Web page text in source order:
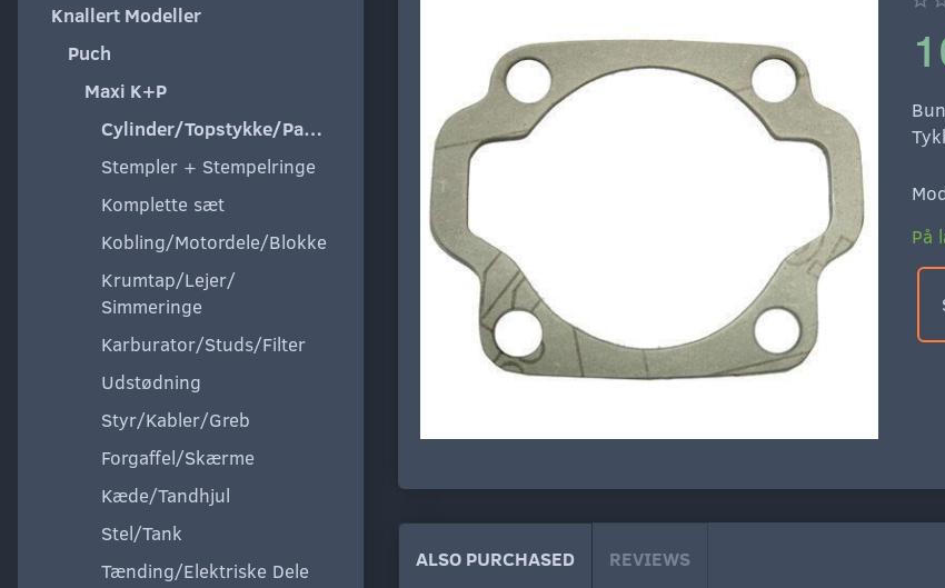
Knallert Modeller
Puch
Maxi K+P
Cylinder/Topstykke/Pakning
Stempler + Stempelringe
Komplette sæt
Kobling/Motordele/Blokke
Krumtap/Lejer/
Simmeringe
Karburator/Studs/Filter
Udstødning
Styr/Kabler/Greb
Forgaffel/Skærme
Kæde/Tandhjul
Stel/Tank
Tænding/Elektriske Dele
På
ALSO PURCHASED REVIEWS